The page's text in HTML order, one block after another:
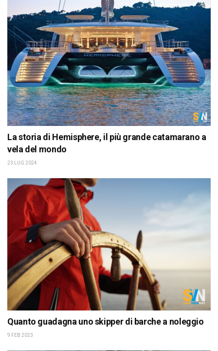
La storia di Hemisphere, il più grande catamarano a
vela del mondo
23 LUG 2024
Quanto guadagna uno skipper di barche a noleggio
9 FEB 2023